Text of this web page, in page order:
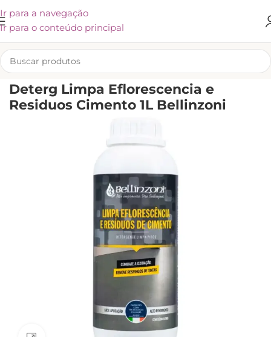
Ir para a navegação
Ir para o conteúdo principal
INÍCIO/BELLINZONI
Deterg Limpa Eflorescencia e
Residuos Cimento 1L Bellinzoni